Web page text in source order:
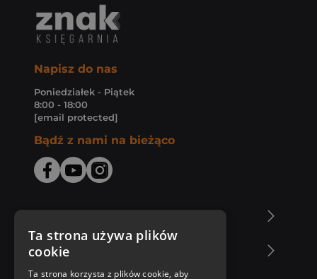
Napisz do nas
Poniedziałek - Piątek
8:00 - 18:00
[email protected]
Bądź z nami na bieżąco
Zakupy u nas
Ta strona używa plików
cookie
Ta strona korzysta z plików cookie, aby